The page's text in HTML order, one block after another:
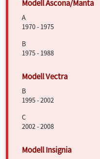
A
1970 - 1975
B
1975 - 1988
B
1995 - 2002
C
2002 - 2008